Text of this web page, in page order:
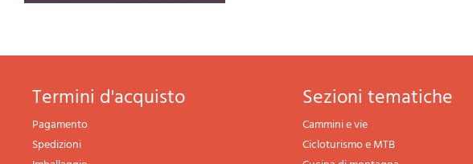
termini d'acquisto
Pagamento
Spedizioni
sezioni tematiche
Cammini e vie
Cicloturismo e MTB